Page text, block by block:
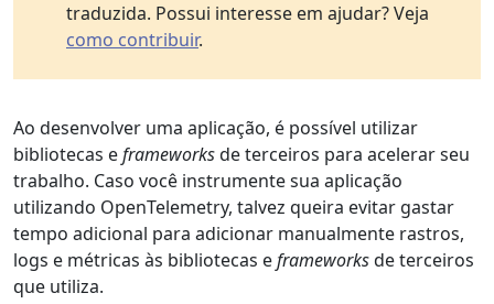
traduzida. Possui interesse em ajudar? Veja
como contribuir.
Ao desenvolver uma aplicação, é possível utilizar
bibliotecas eframeworksde terceiros para acelerar seu
trabalho. Caso você instrumente sua aplicação
utilizando OpenTelemetry, talvez queira evitar gastar
tempo adicional para adicionar manualmente rastros,
logs e métricas às bibliotecas eframeworksde terceiros
que utiliza.